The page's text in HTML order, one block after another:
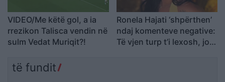
VIDEO/Me këtë gol, a ia
rrezikon Talisca vendin në
sulm Vedat Muriqit?!
Ronela Hajati ‘shpërthen’
ndaj komenteve negative:
Të vjen turp t’i lexosh, jo
të fundit